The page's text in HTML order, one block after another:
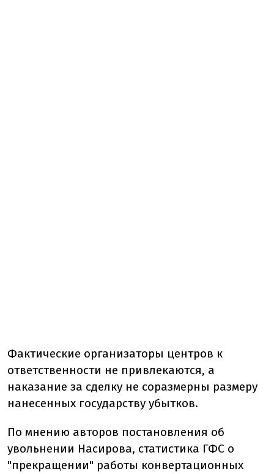
Фактические организаторы центров к
ответственности не привлекаются, а
наказание за сделку не соразмерны размеру
нанесенных государству убытков.
По мнению авторов постановления об
увольнении Насирова, статистика ГФС о
"прекращении" работы конвертационных